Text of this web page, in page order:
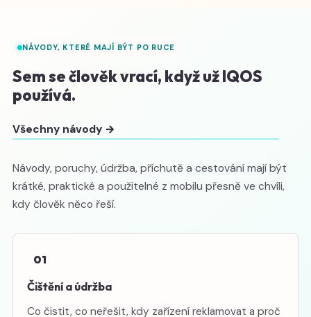
NÁVODY, KTERÉ MAJÍ BÝT PO RUCE
Sem se člověk vrací, když už IQOS
používá.
Všechny návody →
Návody, poruchy, údržba, příchutě a cestování mají být
krátké, praktické a použitelné z mobilu přesně ve chvíli,
kdy člověk něco řeší.
01
Čištění a údržba
Co čistit, co neřešit, kdy zařízení reklamovat a proč